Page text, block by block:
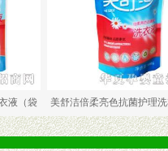
美舒洁倍柔亮色抗菌护理洗衣液（袋